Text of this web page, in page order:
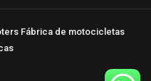
Fábrica de motocicletas